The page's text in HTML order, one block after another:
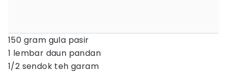
150 gram gula pasir
1 lembar daun pandan
1/2 sendok teh garam